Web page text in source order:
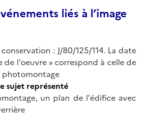
liés à l’image
: J/80/125/114. La date
de l'oeuvre » correspond à celle de
sujet représenté
un plan de l'édifice avec